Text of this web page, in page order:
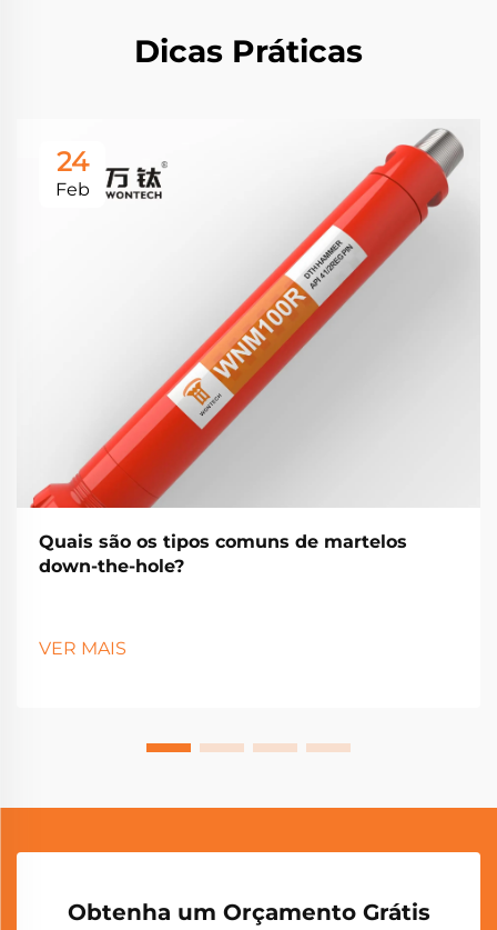
Dicas Práticas
24
Feb
Quais são os tipos comuns de martelos
down-the-hole?
VER MAIS
Obtenha um Orçamento Grátis